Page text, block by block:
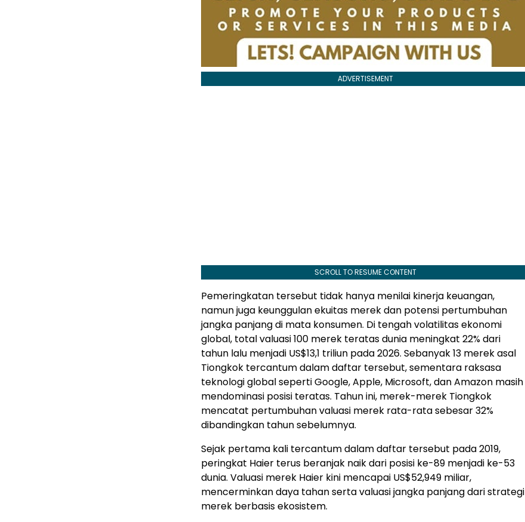
ADVERTISEMENT
SCROLL TO RESUME CONTENT
Pemeringkatan tersebut tidak hanya menilai kinerja keuangan,
namun juga keunggulan ekuitas merek dan potensi pertumbuhan
jangka panjang di mata konsumen. Di tengah volatilitas ekonomi
global, total valuasi 100 merek teratas dunia meningkat 22% dari
tahun lalu menjadi US$13,1 triliun pada 2026. Sebanyak 13 merek asal
Tiongkok tercantum dalam daftar tersebut, sementara raksasa
teknologi global seperti Google, Apple, Microsoft, dan Amazon masih
mendominasi posisi teratas. Tahun ini, merek-merek Tiongkok
mencatat pertumbuhan valuasi merek rata-rata sebesar 32%
dibandingkan tahun sebelumnya.
Sejak pertama kali tercantum dalam daftar tersebut pada 2019,
peringkat Haier terus beranjak naik dari posisi ke-89 menjadi ke-53
dunia. Valuasi merek Haier kini mencapai US$52,949 miliar,
mencerminkan daya tahan serta valuasi jangka panjang dari strategi
merek berbasis ekosistem.